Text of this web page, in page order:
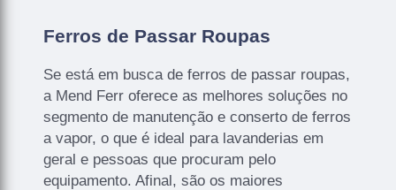
Ferros de Passar Roupas
Se está em busca de ferros de passar roupas,
a Mend Ferr oferece as melhores soluções no
segmento de manutenção e conserto de ferros
a vapor, o que é ideal para lavanderias em
geral e pessoas que procuram pelo
equipamento. Afinal, são os maiores